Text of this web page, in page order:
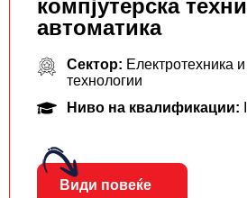
компјутерска
автоматика
Сектор: Електротехника
технологии
Ниво на квалификации:
Види повеќе